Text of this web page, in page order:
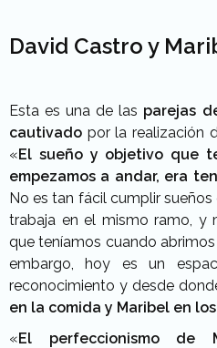
David Castro y
Esta es una de las parejas
cautivado por la realización
«El sueño y objetivo que
empezamos a andar, era
No es tan fácil cumplir
trabaja en el mismo ramo, y
que teníamos cuando abrimos
embargo, hoy es un
reconocimiento y desde
en la comida y Maribel en
«El perfeccionismo de